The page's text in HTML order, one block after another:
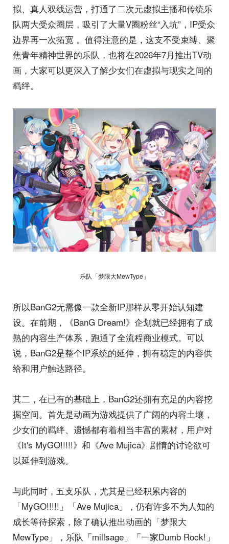
拟、真人双线运营，打通了二次元虚拟主播和传统乐
队两大受众圈层，吸引了大量V圈粉丝“入坑”，IP受众
边界再一次拓宽 。值得注意的是，这支不受束缚、聚
焦青年精神世界的乐队，也将在2026年7月推出TV动
画，大家可以更深入了解少女们在虚拟与现实之间的
羁绊。
乐队「梦限大MewType」
所以BanG2无需像一款全新IP那样从零开始认知建
设。在前期，《BanG Dream!》企划就已经拥有了成
熟的内容生产体系，跑通了全流程商业模式。可以
说，BanG2是整个IP系统的延伸，拥有稳定的内容供
给和用户触达路径。
其二，在已有的基础上，BanG2还拥有充足的内容挖
掘空间。首先是动画为游戏提供了广阔的内容土壤，
少女们的羁绊、遗憾都有着相当丰富的素材，用户对
《It's MyGO!!!!!》和《Ave Mujica》剧情的讨论欲可
以延伸到游戏。
与此同时，五支乐队，尤其是已经积累内容的
「MyGO!!!!!」「Ave Mujica」，仍有许多不为人知的
成长等待探索，除了确认推出动画的「梦限大
MewType」，乐队「millsage」「一家Dumb Rock!」